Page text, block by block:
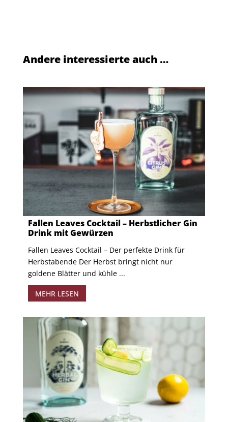
Andere interessierte auch …
Fallen Leaves Cocktail – Herbstlicher Gin
Drink mit Gewürzen
Fallen Leaves Cocktail – Der perfekte Drink für
Herbstabende Der Herbst bringt nicht nur
goldene Blätter und kühle ...
MEHR LESEN